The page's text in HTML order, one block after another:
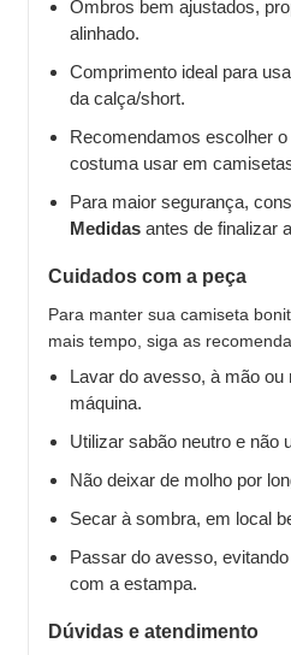
Ombros bem ajustados,
alinhado.
Comprimento ideal para
da calça/short.
Recomendamos escolher
costuma usar em
Para maior segurança,
Medidas antes de finalizar
Cuidados com a peça
Para manter sua camiseta
mais tempo, siga as
Lavar do avesso, à mão ou
máquina.
Utilizar sabão neutro e não
Não deixar de molho por
Secar à sombra, em local
Passar do avesso,
com a estampa.
Dúvidas e atendimento